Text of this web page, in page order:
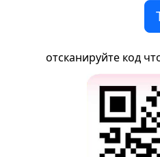
отсканируйте код